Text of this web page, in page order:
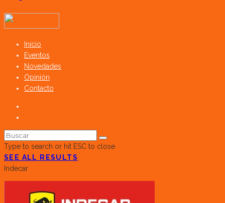
Inicio
Eventos
Novedades
Opinión
Contacto
Type to search or hit ESC to close
SEE ALL RESULTS
Indecar